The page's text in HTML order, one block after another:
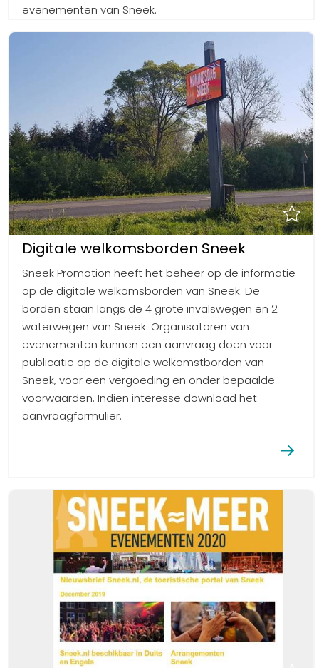
evenementen van Sneek.
Digitale welkomsborden Sneek
Sneek Promotion heeft het beheer op de informatie
op de digitale welkomsborden van Sneek. De
borden staan langs de 4 grote invalswegen en 2
waterwegen van Sneek. Organisatoren van
evenementen kunnen een aanvraag doen voor
publicatie op de digitale welkomstborden van
Sneek, voor een vergoeding en onder bepaalde
voorwaarden. Indien interesse download het
aanvraagformulier.